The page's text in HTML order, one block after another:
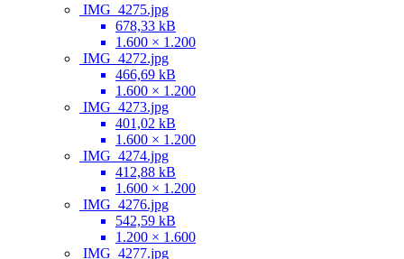
IMG_4275.jpg
678,33 kB
1.600 × 1.200
IMG_4272.jpg
466,69 kB
1.600 × 1.200
IMG_4273.jpg
401,02 kB
1.600 × 1.200
IMG_4274.jpg
412,88 kB
1.600 × 1.200
IMG_4276.jpg
542,59 kB
1.200 × 1.600
IMG_4277.jpg